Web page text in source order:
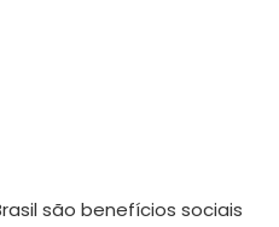
são benefícios sociais